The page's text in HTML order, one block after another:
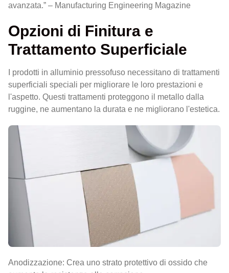
avanzata.” – Manufacturing Engineering Magazine
Opzioni di Finitura e
Trattamento Superficiale
I prodotti in alluminio pressofuso necessitano di trattamenti
superficiali speciali per migliorare le loro prestazioni e
l'aspetto. Questi trattamenti proteggono il metallo dalla
ruggine, ne aumentano la durata e ne migliorano l'estetica.
Anodizzazione: Crea uno strato protettivo di ossido che